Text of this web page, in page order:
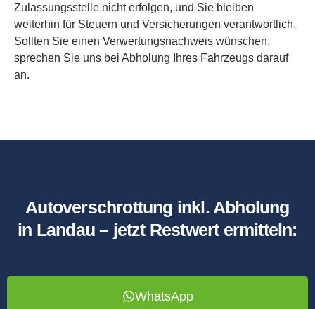
Zulassungsstelle nicht erfolgen, und Sie bleiben
weiterhin für Steuern und Versicherungen verantwortlich.
Sollten Sie einen Verwertungsnachweis wünschen,
sprechen Sie uns bei Abholung Ihres Fahrzeugs darauf
an.
Autoverschrottung inkl. Abholung
in Landau – jetzt Restwert ermitteln:
WhatsApp